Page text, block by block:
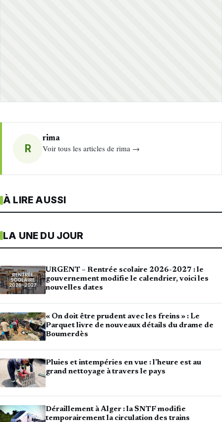
R
rima
Voir tous les articles de rima →
À LIRE AUSSI
LA UNE DU JOUR
URGENT – Rentrée scolaire 2026-2027 : le
gouvernement modifie le calendrier, voici les
nouvelles dates
« On doit être prudent avec les freins » : Le
Parquet livre de nouveaux détails du drame de
Boumerdès
Pluies et intempéries en vue : l’heure est au
grand nettoyage à travers le pays
Déraillement à Alger : la SNTF modifie
temporairement la circulation des trains